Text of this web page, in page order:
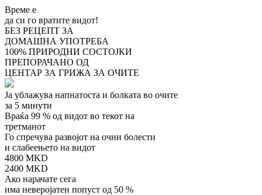
Време е
да си го вратите видот!
БЕЗ РЕЦЕПТ ЗА
ДОМАШНА УПОТРЕБА
100% ПРИРОДНИ СОСТОЈКИ
ПРЕПОРАЧАНО ОД
ЦЕНТАР ЗА ГРИЖА ЗА ОЧИТЕ
Ја ублажува напнатоста и болката во очите
за 5 минути
Враќа 99 % од видот во текот на
третманот
Го спречува развојот на очни болести
и слабеењето на видот
4800 MKD
2400 MKD
Ако нарачате сега
има неверојатен попуст од 50 %